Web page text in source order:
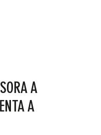
A
A